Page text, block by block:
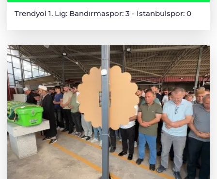
Trendyol 1. Lig: Bandırmaspor: 3 - İstanbulspor: 0